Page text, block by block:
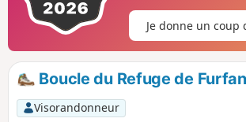
Je donne un coup
Boucle du Refuge de
Visorandonneur